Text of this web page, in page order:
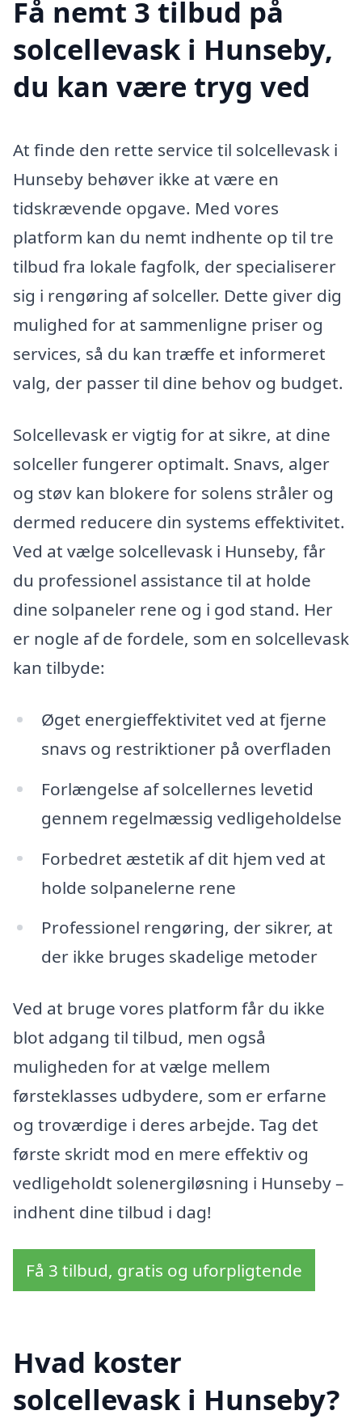
Få nemt 3 tilbud på
solcellevask i Hunseby,
du kan være tryg ved
At finde den rette service til solcellevask i
Hunseby behøver ikke at være en
tidskrævende opgave. Med vores
platform kan du nemt indhente op til tre
tilbud fra lokale fagfolk, der specialiserer
sig i rengøring af solceller. Dette giver dig
mulighed for at sammenligne priser og
services, så du kan træffe et informeret
valg, der passer til dine behov og budget.
Solcellevask er vigtig for at sikre, at dine
solceller fungerer optimalt. Snavs, alger
og støv kan blokere for solens stråler og
dermed reducere din systems effektivitet.
Ved at vælge solcellevask i Hunseby, får
du professionel assistance til at holde
dine solpaneler rene og i god stand. Her
er nogle af de fordele, som en solcellevask
kan tilbyde:
Øget energieffektivitet ved at fjerne
snavs og restriktioner på overfladen
Forlængelse af solcellernes levetid
gennem regelmæssig vedligeholdelse
Forbedret æstetik af dit hjem ved at
holde solpanelerne rene
Professionel rengøring, der sikrer, at
der ikke bruges skadelige metoder
Ved at bruge vores platform får du ikke
blot adgang til tilbud, men også
muligheden for at vælge mellem
førsteklasses udbydere, som er erfarne
og troværdige i deres arbejde. Tag det
første skridt mod en mere effektiv og
vedligeholdt solenergiløsning i Hunseby –
indhent dine tilbud i dag!
Få 3 tilbud, gratis og uforpligtende
Hvad koster
solcellevask i Hunseby?